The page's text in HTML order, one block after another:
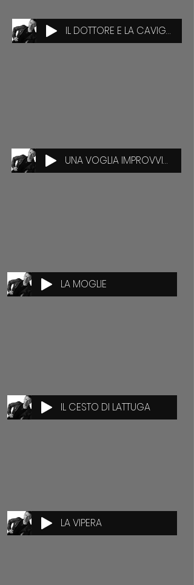
IL DOTTORE E LA CAVIGLIA
UNA VOGLIA IMPROVVISA
LA MOGLIE
IL CESTO DI LATTUGA
LA VIPERA